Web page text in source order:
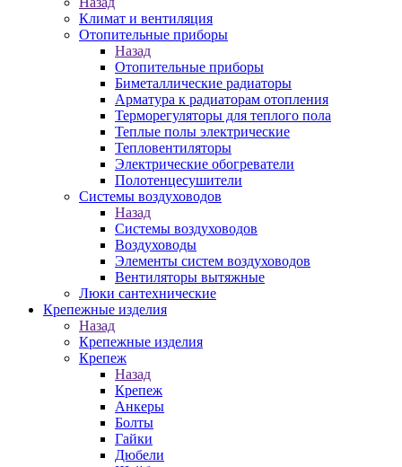
Климат и вентиляция
Отопительные приборы
Назад
Отопительные приборы
Биметаллические радиаторы
Арматура к радиаторам отопления
Терморегуляторы для теплого пола
Теплые полы электрические
Тепловентиляторы
Электрические обогреватели
Полотенцесушители
Системы воздуховодов
Назад
Системы воздуховодов
Воздуховоды
Элементы систем воздуховодов
Вентиляторы вытяжные
Люки сантехнические
Крепежные изделия
Назад
Крепежные изделия
Крепеж
Назад
Крепеж
Анкеры
Болты
Гайки
Дюбели